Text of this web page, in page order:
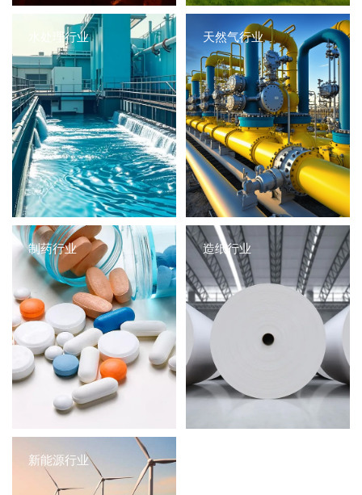
水处理行业 天然气行业
制药行业 造纸行业
新能源行业